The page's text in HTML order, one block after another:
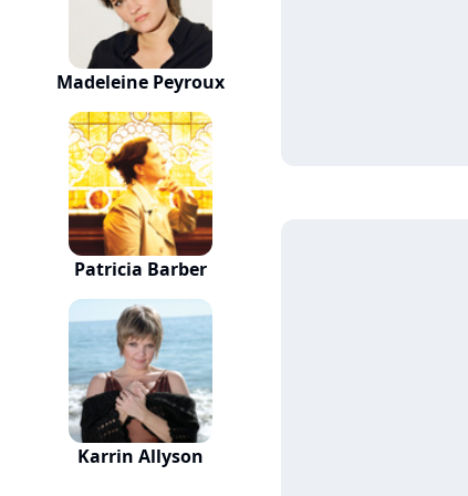
Madeleine Peyroux
Patricia Barber
Karrin Allyson